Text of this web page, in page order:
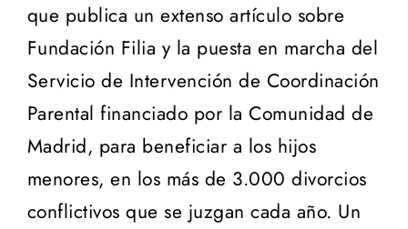
que publica un extenso artículo sobre
Fundación Filia y la puesta en marcha del
Servicio de Intervención de Coordinación
Parental financiado por la Comunidad de
Madrid, para beneficiar a los hijos
menores, en los más de 3.000 divorcios
conflictivos que se juzgan cada año. Un